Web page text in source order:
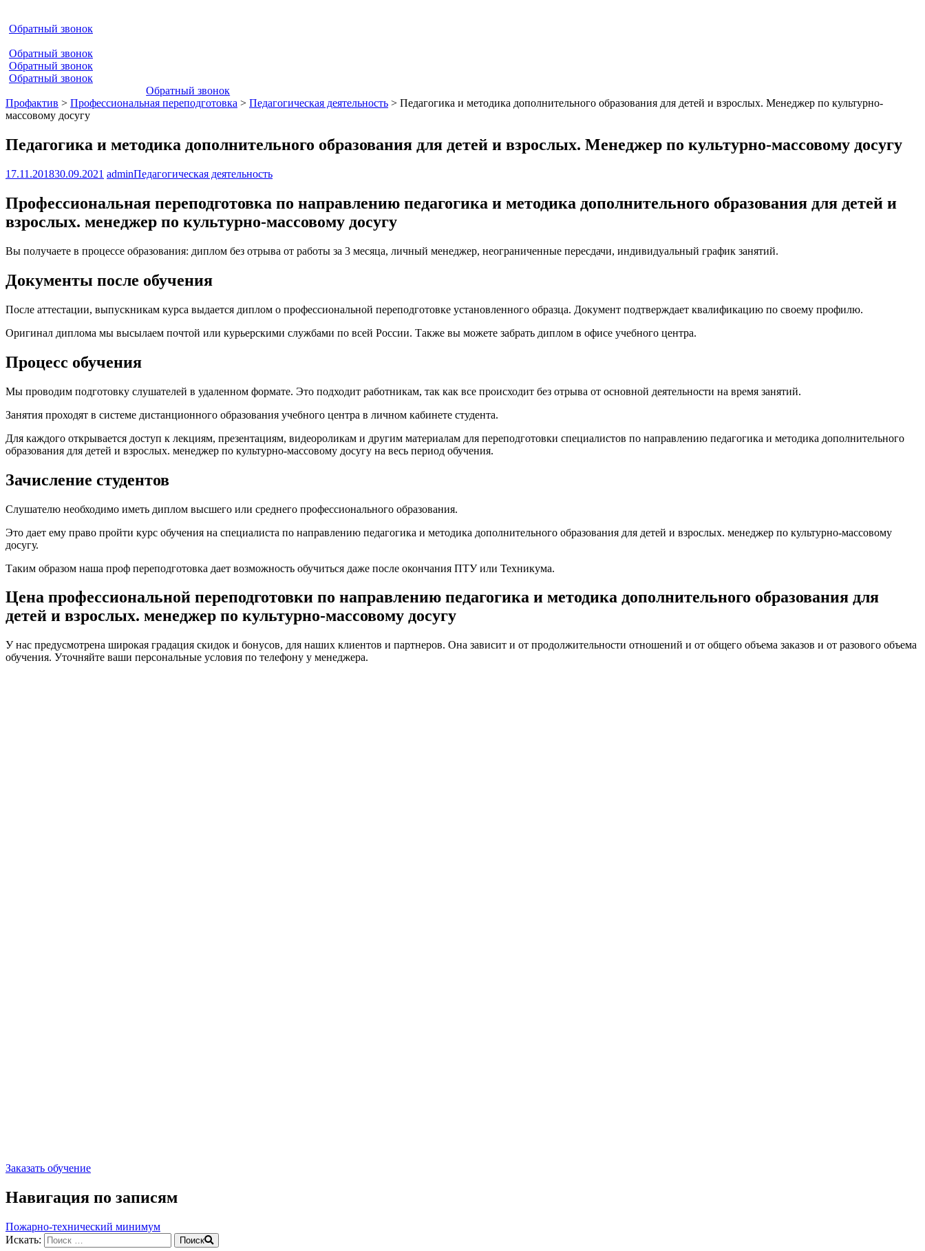
Обратный звонок
Обратный звонок
Обратный звонок
Обратный звонок
Обратный звонок
Профактив > Профессиональная переподготовка > Педагогическая деятельность > Педагогика и методика дополнительного образования для детей и взрослых. Менеджер по культурно-
массовому досугу
Педагогика и методика дополнительного образования для детей и взрослых. Менеджер по культурно-массовому досугу
17.11.201830.09.2021 adminПедагогическая деятельность
Профессиональная переподготовка по направлению педагогика и методика дополнительного образования для детей и
взрослых. менеджер по культурно-массовому досугу
Вы получаете в процессе образования: диплом без отрыва от работы за 3 месяца, личный менеджер, неограниченные пересдачи, индивидуальный график занятий.
Документы после обучения
После аттестации, выпускникам курса выдается диплом о профессиональной переподготовке установленного образца. Документ подтверждает квалификацию по своему профилю.
Оригинал диплома мы высылаем почтой или курьерскими службами по всей России. Также вы можете забрать диплом в офисе учебного центра.
Процесс обучения
Мы проводим подготовку слушателей в удаленном формате. Это подходит работникам, так как все происходит без отрыва от основной деятельности на время занятий.
Занятия проходят в системе дистанционного образования учебного центра в личном кабинете студента.
Для каждого открывается доступ к лекциям, презентациям, видеороликам и другим материалам для переподготовки специалистов по направлению педагогика и методика дополнительного
образования для детей и взрослых. менеджер по культурно-массовому досугу на весь период обучения.
Зачисление студентов
Слушателю необходимо иметь диплом высшего или среднего профессионального образования.
Это дает ему право пройти курс обучения на специалиста по направлению педагогика и методика дополнительного образования для детей и взрослых. менеджер по культурно-массовому
досугу.
Таким образом наша проф переподготовка дает возможность обучиться даже после окончания ПТУ или Техникума.
Цена профессиональной переподготовки по направлению педагогика и методика дополнительного образования для
детей и взрослых. менеджер по культурно-массовому досугу
У нас предусмотрена широкая градация скидок и бонусов, для наших клиентов и партнеров. Она зависит и от продолжительности отношений и от общего объема заказов и от разового объема
обучения. Уточняйте ваши персональные условия по телефону у менеджера.
Заказать обучение
Навигация по записям
Пожарно-технический минимум
Искать:
Поиск